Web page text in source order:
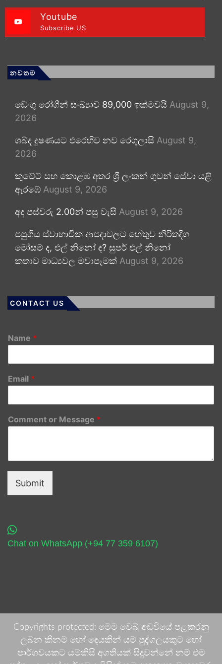
Youtube
Subscribe US
නවතම
ඩෙංගු රෝගීන් සංඛ්‍යාව 89,000 ඉක්මවයි August 9,
2026
ශබ්ද දූෂණයට එරෙහිව නව රෙගුලාසි August 9,
2026
කුවේට් සහ කොළඹ අතර ශ්‍රී ලංකන් ගුවන් සේවා යළි
ඇරඹේ August 9, 2026
අද පස්වරු 2.00න් පසු වැසි August 9, 2026
පසුගිය ස්වාභාවික ආපදාවලට හේතුව නිරිතදිග
මෝසම් ද, එල් නිනෝ ද? සුපර් එල් නිනෝ
කතාව මාධ්‍යවල මවාපෑමක් August 9, 2026
CONTACT US
Name *
Email *
Comment or Message *
Submit
Chat on WhatsApp (+94 77 359 6107)
Copyrights protected: මෙම වෙබ් අඩවියේ පළකරනු
ලබන කිනම් හෝ දෙයකින් යම් පුද්ගලයකුට හෝ
පාර්ශවයකට යම්කිසි අගතියක් සිදුවන්නේ නම් එම